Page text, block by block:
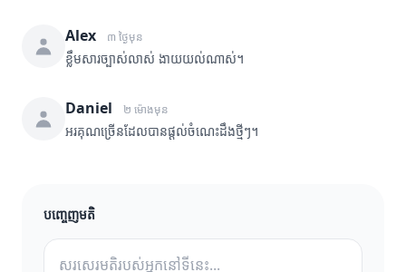
Alex ៣ ថ្ងៃមុន
ខ្លឹមសារច្បាស់លាស់ ងាយយល់ណាស់។
Daniel ២ ម៉ោងមុន
អរគុណច្រើនដែលបានផ្តល់ចំណេះដឹងថ្មីៗ។
បញ្ចេញមតិ